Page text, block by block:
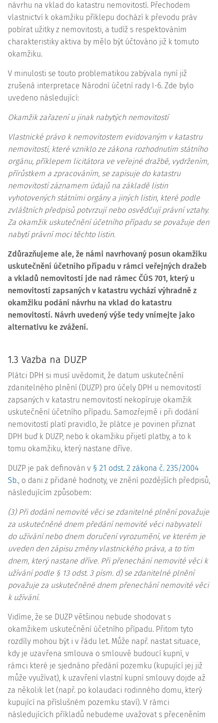
návrhu na vklad do katastru nemovitostí. Přechodem
vlastnictví k okamžiku příklepu dochází k převodu práv
pobírat užitky z nemovitosti, a tudíž s respektováním
charakteristiky aktiva by mělo být účtováno již k tomuto
okamžiku.
V minulosti se touto problematikou zabývala nyní již
zrušená interpretace Národní účetní rady I-6. Zde bylo
uvedeno následující:
Okamžik zařazení u jinak nabytých nemovitostí
Vlastnické právo k nemovitostem evidovaným v katastru
nemovitostí, které vzniklo ze zákona rozhodnutím státního
orgánu, příklepem licitátora ve veřejné dražbě, vydržením,
přírůstkem a zpracováním, se zapisuje do katastru
nemovitostí záznamem údajů na základě listin
vyhotovených státními orgány a jiných listin, které podle
zvláštních předpisů potvrzují nebo osvědčují právní vztahy.
Za okamžik uskutečnění účetního případu se považuje den
nabytí právní moci těchto listin.
Zdůrazňujeme ale, že námi navrhovaný posun okamžiku
uskutečnění účetního případu v rámci veřejných dražeb
a vkladů nemovitostí jde nad rámec ČÚS 701, který u
nemovitostí zapsaných v katastru vychází výhradně z
okamžiku podání návrhu na vklad do katastru
nemovitostí. Návrh uvedený výše tedy vnímejte jako
alternativu ke zvážení.
1.3 Vazba na DUZP
Plátci DPH si musí uvědomit, že datum uskutečnění
zdanitelného plnění (DUZP) pro účely DPH u nemovitostí
zapsaných v katastru nemovitostí nekopíruje okamžik
uskutečnění účetního případu. Samozřejmě i při dodání
nemovitostí platí pravidlo, že plátce je povinen přiznat
DPH buď k DUZP, nebo k okamžiku přijetí platby, a to k
tomu okamžiku, který nastane dříve.
DUZP je pak definován v § 21 odst. 2 zákona č. 235/2004
Sb., o dani z přidané hodnoty, ve znění pozdějších předpisů,
následujícím způsobem:
(3) Při dodání nemovité věci se zdanitelné plnění považuje
za uskutečněné dnem předání nemovité věci nabyvateli
do užívání nebo dnem doručení vyrozumění, ve kterém je
uveden den zápisu změny vlastnického práva, a to tím
dnem, který nastane dříve. Při přenechání nemovité věci k
užívání podle § 13 odst. 3 písm. d) se zdanitelné plnění
považuje za uskutečněné dnem přenechání nemovité věci
k užívání.
Vidíme, že se DUZP většinou nebude shodovat s
okamžikem uskutečnění účetního případu. Přitom tyto
rozdíly mohou být i v řádu let. Může např. nastat situace,
kdy je uzavřena smlouva o smlouvě budoucí kupní, v
rámci které je sjednáno předání pozemku (kupující jej již
může využívat), k uzavření vlastní kupní smlouvy dojde až
za několik let (např. po kolaudaci rodinného domu, který
kupující na příslušném pozemku staví). V rámci
následujících příkladů nebudeme uvažovat s přeceněním